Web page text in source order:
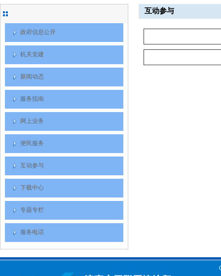
政府信息公开
机关党建
新闻动态
服务指南
网上业务
便民服务
互动参与
下载中心
专题专栏
服务电话
互动参与